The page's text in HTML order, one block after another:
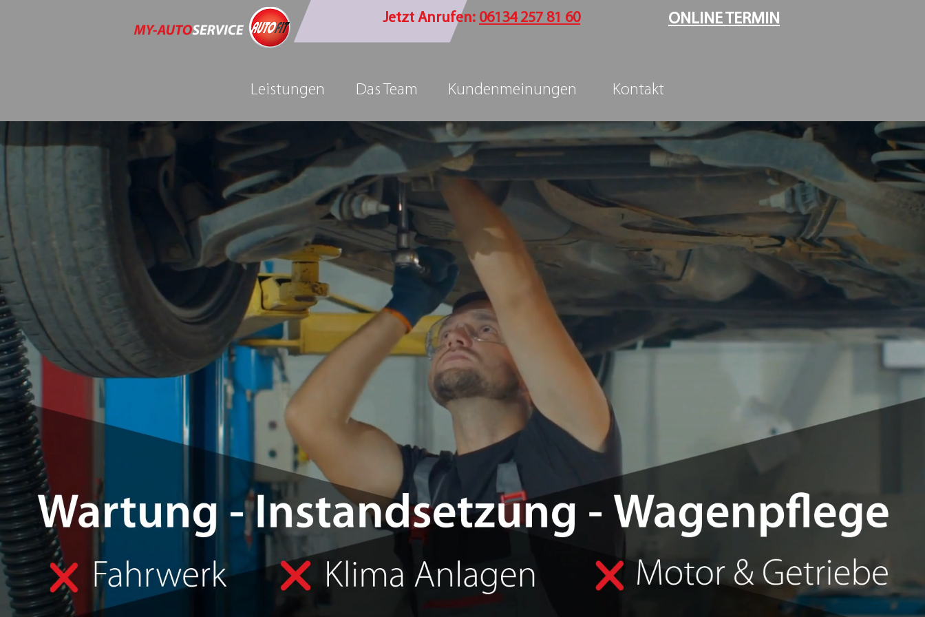
Jetzt Anrufen: 06134 257 81 60 ONLINE TERMIN
Leistungen Das Team Kundenmeinungen Kontakt